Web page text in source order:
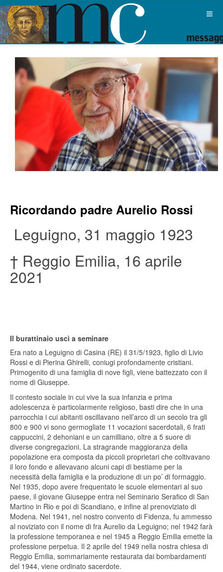
Ricordando padre Aurelio Rossi
Leguigno, 31 maggio 1923
† Reggio Emilia, 16 aprile
2021
Il burattinaio uscì a seminare
Era nato a Leguigno di Casina (RE) il 31/5/1923, figlio di Livio
Rossi e di Pierina Ghirelli, coniugi profondamente cristiani.
Primogenito di una famiglia di nove figli, viene battezzato con il
nome di Giuseppe.
Il contesto sociale in cui vive la sua infanzia e prima
adolescenza è particolarmente religioso, basti dire che in una
parrocchia i cui abitanti oscillavano nell’arco di un secolo tra gli
800 e 900 vi sono germogliate 11 vocazioni sacerdotali, 6 frati
cappuccini, 2 dehoniani e un camilliano, oltre a 5 suore di
diverse congregazioni. La stragrande maggioranza della
popolazione era composta da piccoli proprietari che coltivavano
il loro fondo e allevavano alcuni capi di bestiame per la
necessità della famiglia e la produzione di un po’ di formaggio.
Nel 1935, dopo avere frequentato le scuole elementari al suo
paese, il giovane Giuseppe entra nel Seminario Serafico di San
Martino in Rio e poi di Scandiano, e infine al prenoviziato di
Modena. Nel 1941, nel nostro convento di Fidenza, fu ammesso
al noviziato con il nome di fra Aurelio da Leguigno; nel 1942 farà
la professione temporanea e nel 1945 a Reggio Emilia emette la
professione perpetua. Il 2 aprile del 1949 nella nostra chiesa di
Reggio Emilia, sommariamente restaurata dai bombardamenti
del 1944, viene ordinato sacerdote.